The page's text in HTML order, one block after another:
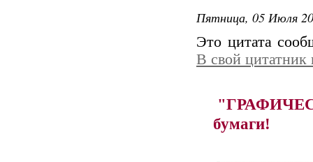
Пятница, 05 Июля
Это цитата
В свой цитатник
бумаги!